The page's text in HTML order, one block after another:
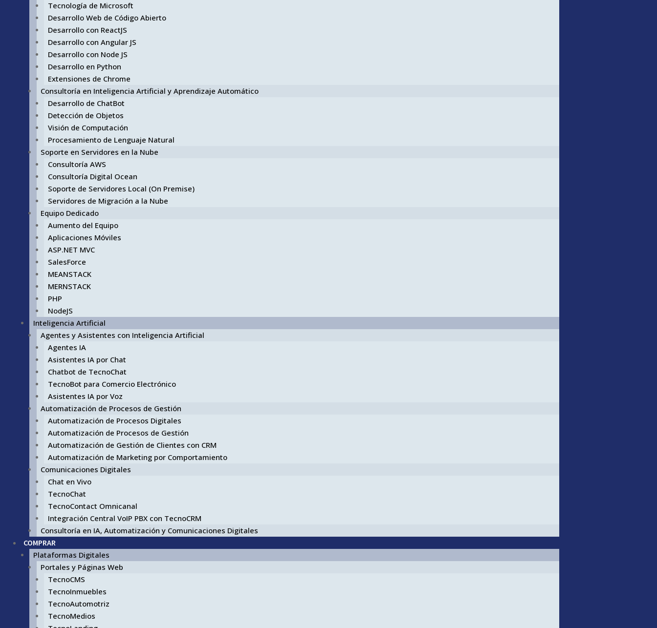
Tecnología de Microsoft
Desarrollo Web de Código Abierto
Desarrollo con ReactJS
Desarrollo con Angular JS
Desarrollo con Node JS
Desarrollo en Python
Extensiones de Chrome
Consultoría en Inteligencia Artificial y Aprendizaje Automático
Desarrollo de ChatBot
Detección de Objetos
Visión de Computación
Procesamiento de Lenguaje Natural
Soporte en Servidores en la Nube
Consultoría AWS
Consultoría Digital Ocean
Soporte de Servidores Local (On Premise)
Servidores de Migración a la Nube
Equipo Dedicado
Aumento del Equipo
Aplicaciones Móviles
ASP.NET MVC
SalesForce
MEANSTACK
MERNSTACK
PHP
NodeJS
Inteligencia Artificial
Agentes y Asistentes con Inteligencia Artificial
Agentes IA
Asistentes IA por Chat
Chatbot de TecnoChat
TecnoBot para Comercio Electrónico
Asistentes IA por Voz
Automatización de Procesos de Gestión
Automatización de Procesos Digitales
Automatización de Procesos de Gestión
Automatización de Gestión de Clientes con CRM
Automatización de Marketing por Comportamiento
Comunicaciones Digitales
Chat en Vivo
TecnoChat
TecnoContact Omnicanal
Integración Central VoIP PBX con TecnoCRM
Consultoría en IA, Automatización y Comunicaciones Digitales
COMPRAR
Plataformas Digitales
Portales y Páginas Web
TecnoCMS
TecnoInmuebles
TecnoAutomotriz
TecnoMedios